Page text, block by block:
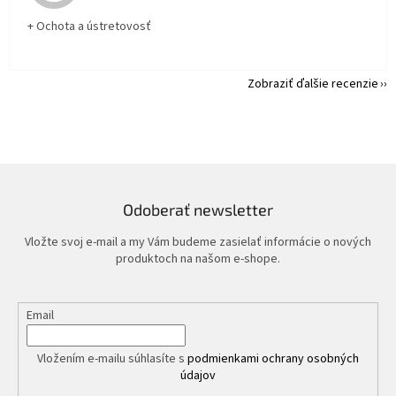
+ Ochota a ústretovosť
Zobraziť ďalšie recenzie
Odoberať newsletter
Vložte svoj e-mail a my Vám budeme zasielať informácie o nových
produktoch na našom e-shope.
Email
Vložením e-mailu súhlasíte s podmienkami ochrany osobných
údajov